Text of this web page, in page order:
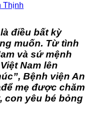
Thịnh
điều bất kỳ
muốn. Từ tình
và sứ mệnh
Nam lên
Bệnh viện An
để mẹ được chăm
con yêu bé bỏng